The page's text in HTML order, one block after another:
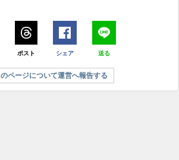
ポスト シェア 送る
ページについて運営へ報告する